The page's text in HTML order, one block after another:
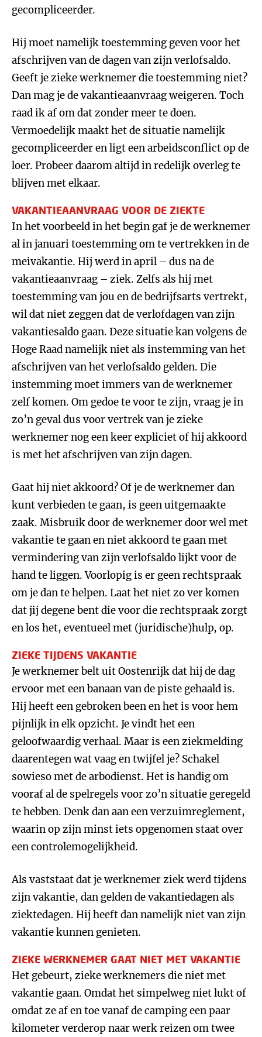
gecompliceerder.
Hij moet namelijk toestemming geven voor het
afschrijven van de dagen van zijn verlofsaldo.
Geeft je zieke werknemer die toestemming niet?
Dan mag je de vakantieaanvraag weigeren. Toch
raad ik af om dat zonder meer te doen.
Vermoedelijk maakt het de situatie namelijk
gecompliceerder en ligt een arbeidsconflict op de
loer. Probeer daarom altijd in redelijk overleg te
blijven met elkaar.
VAKANTIEAANVRAAG VOOR DE ZIEKTE
In het voorbeeld in het begin gaf je de werknemer
al in januari toestemming om te vertrekken in de
meivakantie. Hij werd in april – dus na de
vakantieaanvraag – ziek. Zelfs als hij met
toestemming van jou en de bedrijfsarts vertrekt,
wil dat niet zeggen dat de verlofdagen van zijn
vakantiesaldo gaan. Deze situatie kan volgens de
Hoge Raad namelijk niet als instemming van het
afschrijven van het verlofsaldo gelden. Die
instemming moet immers van de werknemer
zelf komen. Om gedoe te voor te zijn, vraag je in
zo’n geval dus voor vertrek van je zieke
werknemer nog een keer expliciet of hij akkoord
is met het afschrijven van zijn dagen.
Gaat hij niet akkoord? Of je de werknemer dan
kunt verbieden te gaan, is geen uitgemaakte
zaak. Misbruik door de werknemer door wel met
vakantie te gaan en niet akkoord te gaan met
vermindering van zijn verlofsaldo lijkt voor de
hand te liggen. Voorlopig is er geen rechtspraak
om je dan te helpen. Laat het niet zo ver komen
dat jij degene bent die voor die rechtspraak zorgt
en los het, eventueel met (juridische)hulp, op.
ZIEKE TIJDENS VAKANTIE
Je werknemer belt uit Oostenrijk dat hij de dag
ervoor met een banaan van de piste gehaald is.
Hij heeft een gebroken been en het is voor hem
pijnlijk in elk opzicht. Je vindt het een
geloofwaardig verhaal. Maar is een ziekmelding
daarentegen wat vaag en twijfel je? Schakel
sowieso met de arbodienst. Het is handig om
vooraf al de spelregels voor zo’n situatie geregeld
te hebben. Denk dan aan een verzuimreglement,
waarin op zijn minst iets opgenomen staat over
een controlemogelijkheid.
Als vaststaat dat je werknemer ziek werd tijdens
zijn vakantie, dan gelden de vakantiedagen als
ziektedagen. Hij heeft dan namelijk niet van zijn
vakantie kunnen genieten.
ZIEKE WERKNEMER GAAT NIET MET VAKANTIE
Het gebeurt, zieke werknemers die niet met
vakantie gaan. Omdat het simpelweg niet lukt of
omdat ze af en toe vanaf de camping een paar
kilometer verderop naar werk reizen om twee